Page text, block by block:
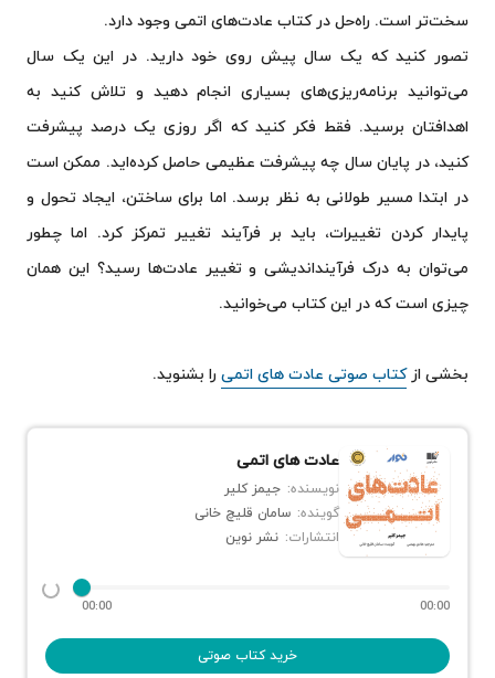
سخت‌تر است. را‌ه‌حل در کتاب عادت‌های اتمی وجود دارد.
تصور کنید که یک سال پیش روی خود دارید. در این یک سال
می‌توانید برنامه‌ریزی‌های بسیاری انجام دهید و تلاش کنید به
اهدافتان برسید. فقط فکر کنید که اگر روزی یک درصد پیشرفت
کنید، در پایان سال چه پیشرفت عظیمی حاصل کرده‌اید. ممکن است
در ابتدا مسیر طولانی به نظر برسد. اما برای ساختن، ایجاد تحول و
پایدار کردن تغییرات، باید بر فرآیند تغییر تمرکز کرد. اما چطور
می‌توان به درک فرآینداندیشی و تغییر عادت‌ها رسید؟ این همان
چیزی است که در این کتاب می‌خوانید.
بخشی ازکتاب صوتی عادت‌ های اتمی را بشنوید.
عادت‌ های اتمی
نویسنده: جیمز کلیر
گوینده: سامان قلیچ خانی
انتشارات: نشر نوین
00:00 00:00
خرید کتاب صوتی